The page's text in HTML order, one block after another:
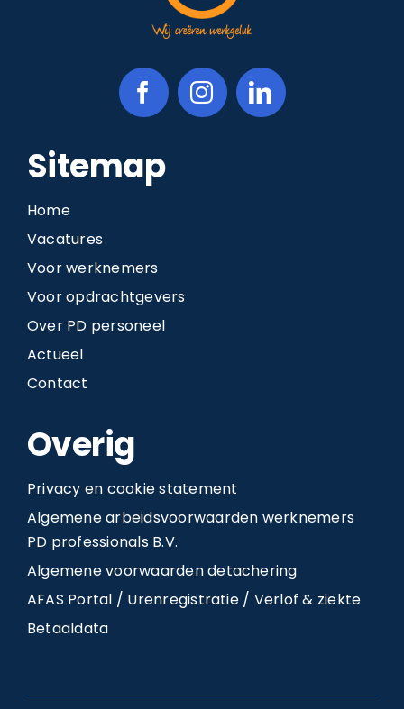
Sitemap
Home
Vacatures
Voor werknemers
Voor opdrachtgevers
Over PD personeel
Actueel
Contact
Overig
Privacy en cookie statement
Algemene arbeidsvoorwaarden werknemers
PD professionals B.V.
Algemene voorwaarden detachering
AFAS Portal / Urenregistratie / Verlof & ziekte
Betaaldata